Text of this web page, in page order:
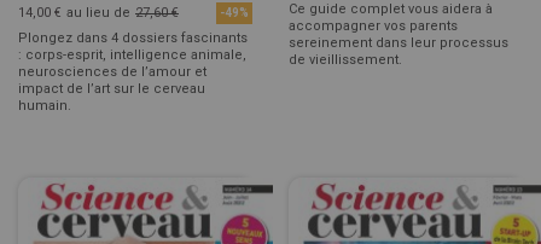
14,00 € au lieu de 27,60 € -49%
Plongez dans 4 dossiers fascinants
: corps-esprit, intelligence animale,
neurosciences de l’amour et
impact de l’art sur le cerveau
humain.
Ce guide complet vous aidera à
accompagner vos parents
sereinement dans leur processus
de vieillissement.